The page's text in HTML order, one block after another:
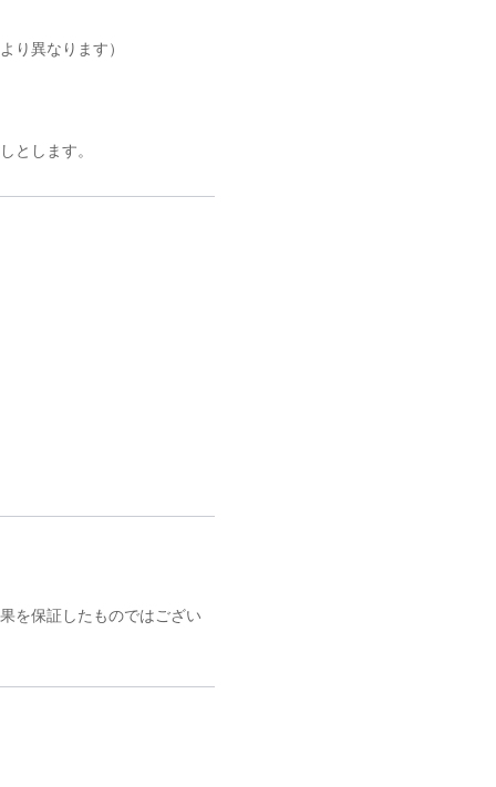
り異なります）
とします。
を保証したものではござい